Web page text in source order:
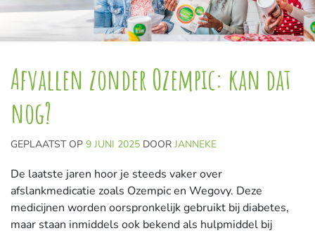
Afvallen zonder Ozempic: kan dat
nog?
GEPLAATST OP 9 JUNI 2025 DOOR JANNEKE
De laatste jaren hoor je steeds vaker over
afslankmedicatie zoals Ozempic en Wegovy. Deze
medicijnen worden oorspronkelijk gebruikt bij diabetes,
maar staan inmiddels ook bekend als hulpmiddel bij